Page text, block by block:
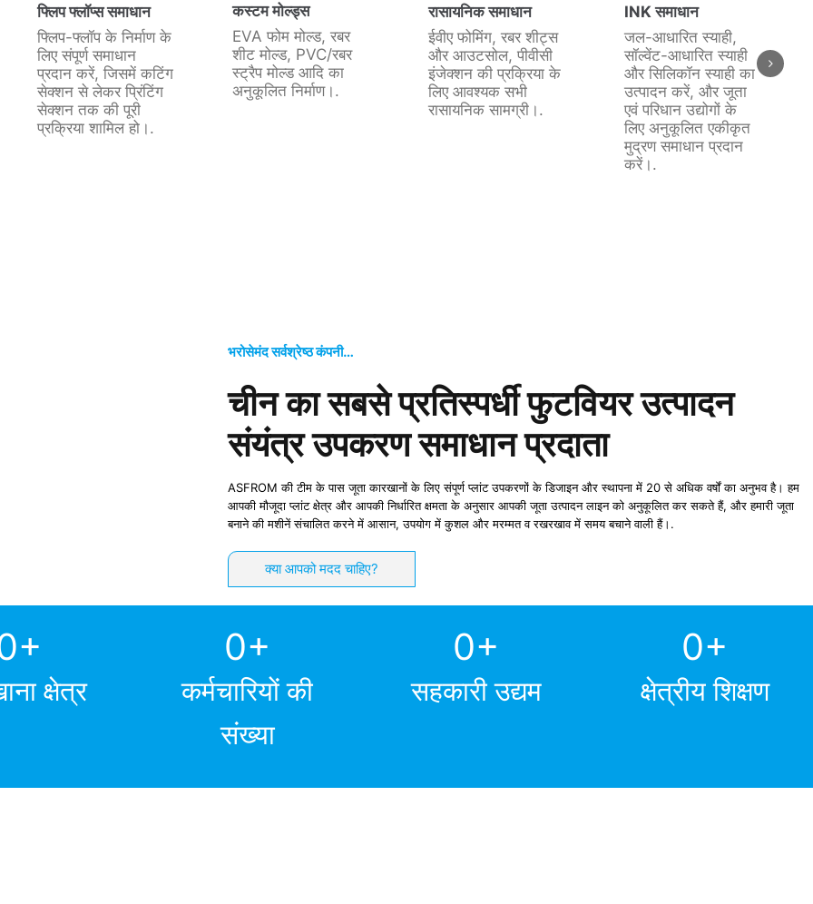
फ्लिप फ्लॉप्स समाधान
फ्लिप-फ्लॉप के निर्माण के
लिए संपूर्ण समाधान
प्रदान करें, जिसमें कटिंग
सेक्शन से लेकर प्रिंटिंग
सेक्शन तक की पूरी
प्रक्रिया शामिल हो।.
कस्टम मोल्ड्स
EVA फोम मोल्ड, रबर
शीट मोल्ड, PVC/रबर
स्ट्रैप मोल्ड आदि का
अनुकूलित निर्माण।.
रासायनिक समाधान
ईवीए फोमिंग, रबर शीट्स
और आउटसोल, पीवीसी
इंजेक्शन की प्रक्रिया के
लिए आवश्यक सभी
रासायनिक सामग्री।.
INK समाधान
जल-आधारित स्याही,
सॉल्वेंट-आधारित स्याही
और सिलिकॉन स्याही का
उत्पादन करें, और जूता
एवं परिधान उद्योगों के
लिए अनुकूलित एकीकृत
मुद्रण समाधान प्रदान
करें।.
भरोसेमंद सर्वश्रेष्ठ कंपनी…
चीन का सबसे प्रतिस्पर्धी फुटवियर उत्पादन
संयंत्र उपकरण समाधान प्रदाता
ASFROM की टीम के पास जूता कारखानों के लिए संपूर्ण प्लांट उपकरणों के डिजाइन और स्थापना में 20 से अधिक वर्षों का अनुभव है। हम
आपकी मौजूदा प्लांट क्षेत्र और आपकी निर्धारित क्षमता के अनुसार आपकी जूता उत्पादन लाइन को अनुकूलित कर सकते हैं, और हमारी जूता
बनाने की मशीनें संचालित करने में आसान, उपयोग में कुशल और मरम्मत व रखरखाव में समय बचाने वाली हैं।.
क्या आपको मदद चाहिए?
+
क्षेत्र
0+
कर्मचारियों की
संख्या
0+
सहकारी उद्यम
0+
क्षेत्रीय शिक्षण